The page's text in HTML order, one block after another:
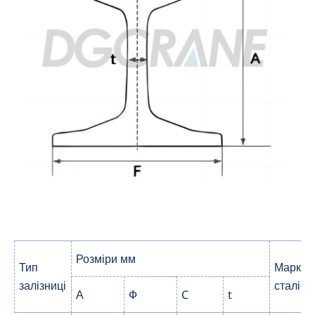
Тип
залізниці
Розміри мм
Марка
сталі
А Ф C t